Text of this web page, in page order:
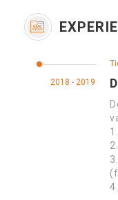
2018 - 2019